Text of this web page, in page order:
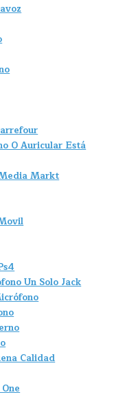
O Auricular Está
Markt
Un Solo Jack
Calidad